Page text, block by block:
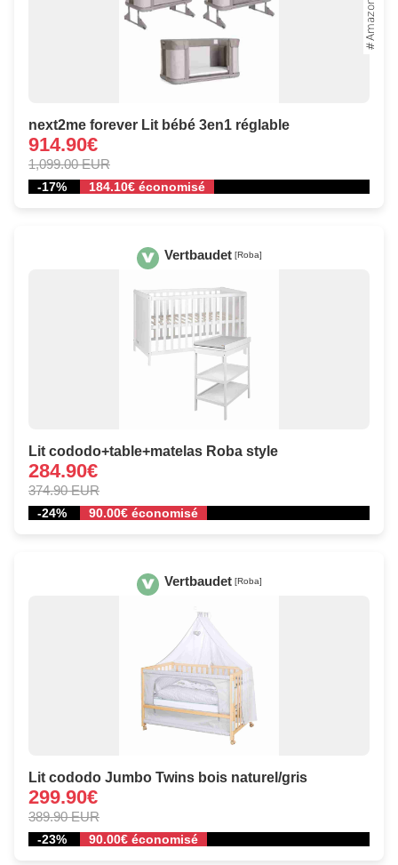
next2me forever Lit bébé 3en1 réglable
914.90€
1,099.00 EUR
-17% 184.10€ économisé
Vertbaudet [Roba]
Lit cododo+table+matelas Roba style
284.90€
374.90 EUR
-24% 90.00€ économisé
Vertbaudet [Roba]
Lit cododo Jumbo Twins bois naturel/gris
299.90€
389.90 EUR
-23% 90.00€ économisé